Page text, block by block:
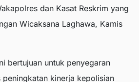
dan Kasat Reskrim yang
Wicaksana Laghawa, Kamis
bertujuan untuk penyegaran
kinerja kepolisian